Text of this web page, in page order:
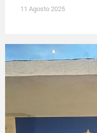
11 Agosto 2025